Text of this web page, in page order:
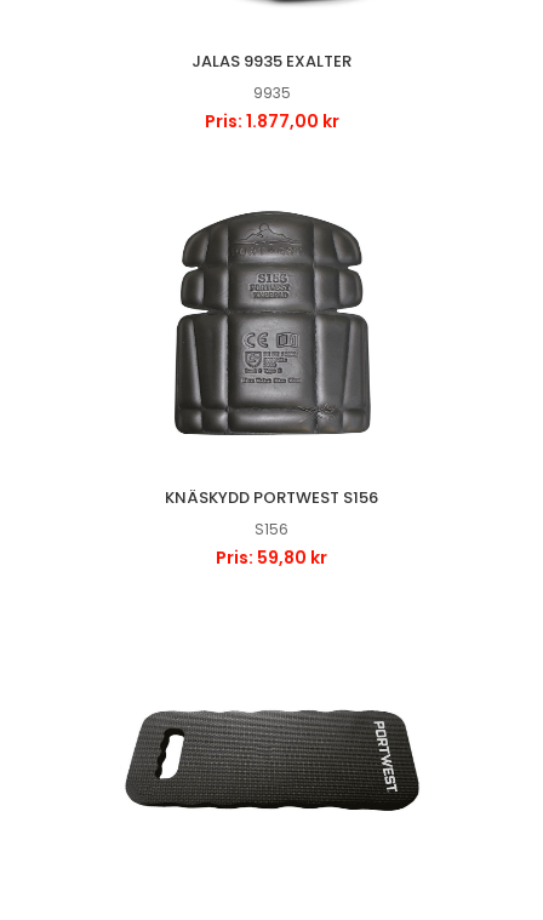
JALAS 9935 EXALTER
9935
Pris: 1.877,00 kr
KNÄSKYDD PORTWEST S156
S156
Pris: 59,80 kr